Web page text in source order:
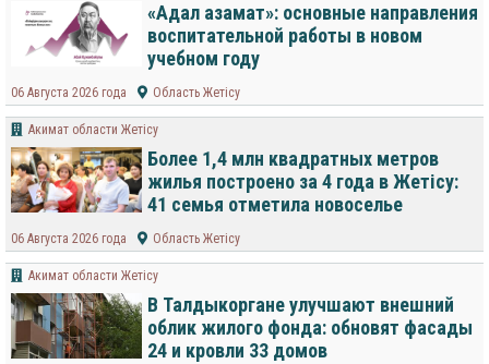
«Адал азамат»: основные направления
воспитательной работы в новом
учебном году
06 Августа 2026 года Область Жетісу
Акимат области Жетісу
Более 1,4 млн квадратных метров
жилья построено за 4 года в Жетісу:
41 семья отметила новоселье
06 Августа 2026 года Область Жетісу
Акимат области Жетісу
В Талдыкоргане улучшают внешний
облик жилого фонда: обновят фасады
24 и кровли 33 домов